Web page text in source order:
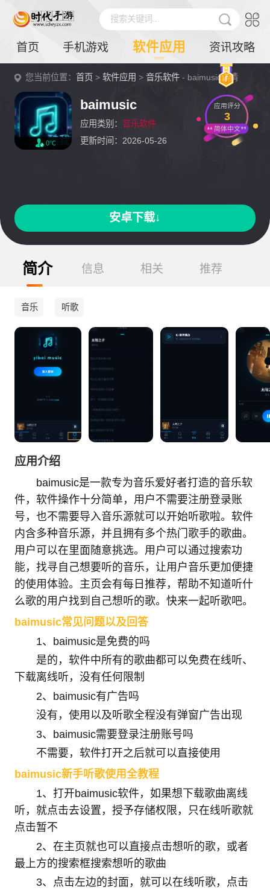
搜索关键词...
首页 手机游戏 软件应用 资讯攻略
您当前位置：首页 >软件应用 >音乐软件 - baimusic详情
0℃
baimusic
应用类别： 音乐软件
更新时间：2026-05-26
应用评分
3
简体中文
安卓下载↓
简介 信息 相关 推荐
音乐 听歌
应用介绍
baimusic是一款专为音乐爱好者打造的音乐软
件，软件操作十分简单，用户不需要注册登录账
号，也不需要导入音乐源就可以开始听歌啦。软件
内含多种音乐源，并且拥有多个热门歌手的歌曲。
用户可以在里面随意挑选。用户可以通过搜索功
能，找寻自己想要听的音乐，让用户音乐更加便捷
的使用体验。主页会有每日推荐，帮助不知道听什
么歌的用户找到自己想听的歌。快来一起听歌吧。
baimusic常见问题以及回答
1、baimusic是免费的吗
是的，软件中所有的歌曲都可以免费在线听、
下载离线听，没有任何限制
2、baimusic有广告吗
没有，使用以及听歌全程没有弹窗广告出现
3、baimusic需要登录注册账号吗
不需要，软件打开之后就可以直接使用
baimusic新手听歌使用全教程
1、打开baimusic软件，如果想下载歌曲离线
听，就点击去设置，授予存储权限，只在线听歌就
点击暂不
2、在主页就也可以直接点击想听的歌，或者
最上方的搜索框搜索想听的歌曲
3、点击左边的封面，就可以在线听歌，点击